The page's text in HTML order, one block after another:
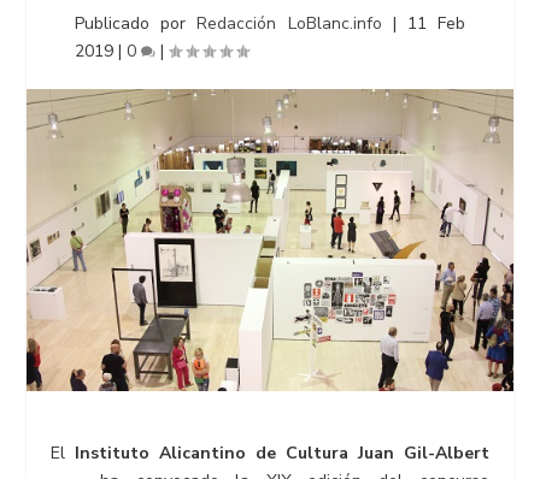
Publicado porRedacción LoBlanc.info | 11 Feb
2019 |0 |
El Instituto Alicantino de Cultura Juan Gil-Albert